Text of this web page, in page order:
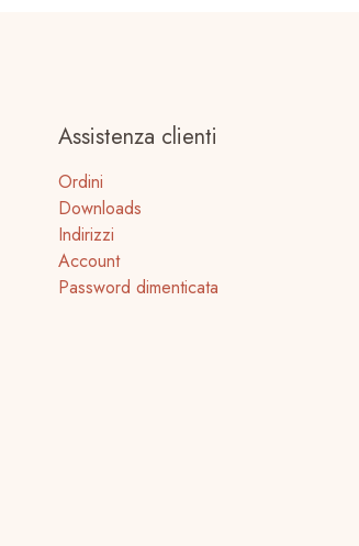
Assistenza clienti
Ordini
Downloads
Indirizzi
Account
Password dimenticata